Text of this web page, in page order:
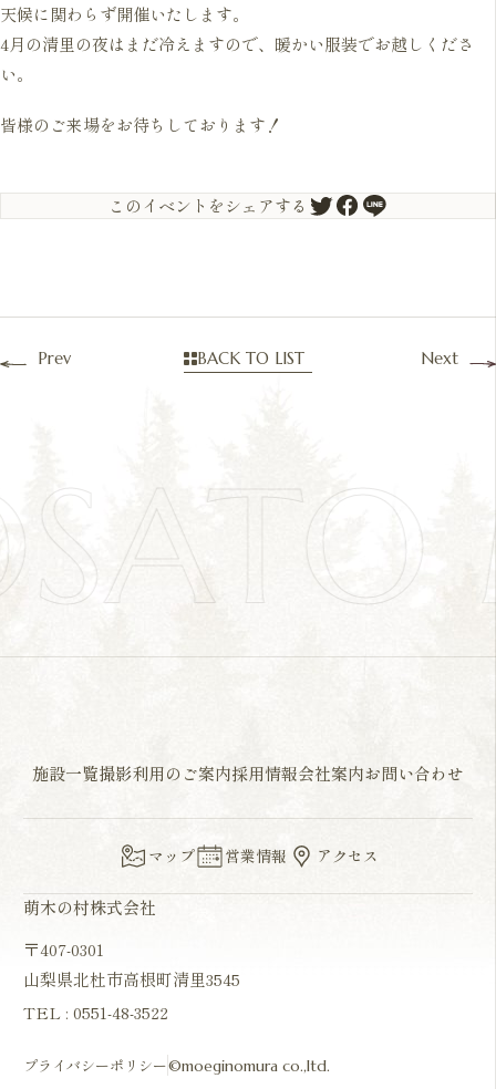
天候に関わらず開催いたします。
4月の清里の夜はまだ冷えますので、暖かい服装でお越しくださ
い。
皆様のご来場をお待ちしております！
このイベントをシェアする
Prev Next
BACK TO LIST
施設一覧撮影利用のご案内採用情報会社案内お問い合わせ
マップ 営業情報 アクセス
萌木の村株式会社
〒407-0301
山梨県北杜市高根町清里3545
TEL : 0551-48-3522
プライバシーポリシー©moeginomura co.,ltd.